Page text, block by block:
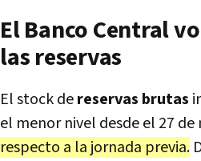
El Banco Central
las reservas
El stock dereservas brutas
el menor nivel desde el 27
respecto a la jornada previa.